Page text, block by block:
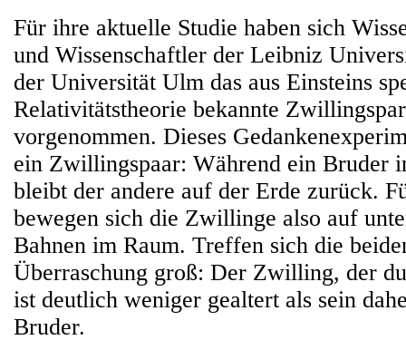
Für ihre aktuelle Studie haben sich
und Wissenschaftler der Leibniz
der Universität Ulm das aus Einsteins
Relativitätstheorie bekannte
vorgenommen. Dieses
ein Zwillingspaar: Während ein Bruder
bleibt der andere auf der Erde zurück.
bewegen sich die Zwillinge also auf
Bahnen im Raum. Treffen sich die
Überraschung groß: Der Zwilling, der
ist deutlich weniger gealtert als sein
Bruder.